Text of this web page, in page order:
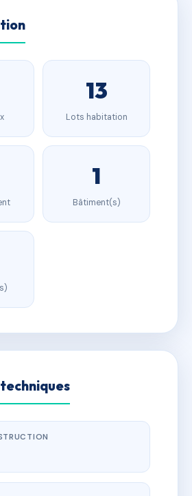
13
Lots habitation
1
Bâtiment(s)